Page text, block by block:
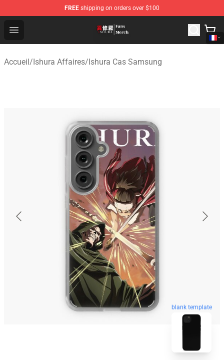
FREE shipping on orders over $100
Open menu
Ishura Store - Official Ishura Merchandise Shop
Accueil/Ishura Affaires/Ishura Cas Samsung
blank template